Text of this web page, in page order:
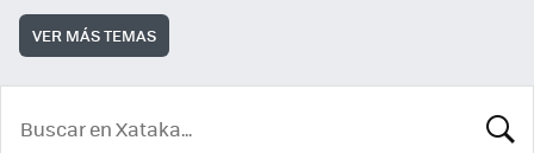
VER MÁS TEMAS